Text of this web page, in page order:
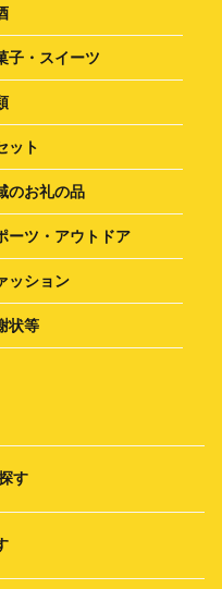
子・スイーツ
ット
のお礼の品
ーツ・アウトドア
ッション
状等
す